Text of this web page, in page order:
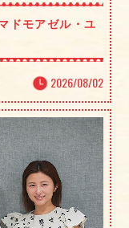
ドモアゼル・ユ
2026/08/02